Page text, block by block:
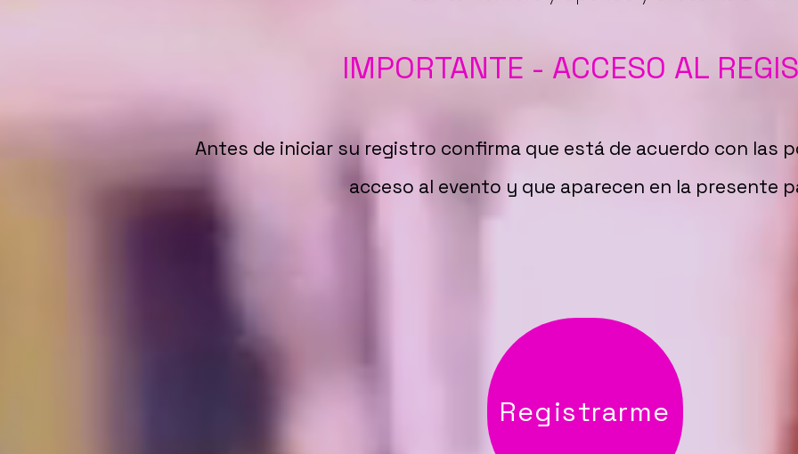
IMPORTANTE - ACCESO AL
Antes de iniciar su registro confirma que está de acuerdo con las
acceso al evento y que aparecen en la presente
Registrarme